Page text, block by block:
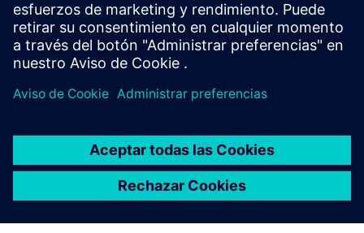
workflow effi...
Más información